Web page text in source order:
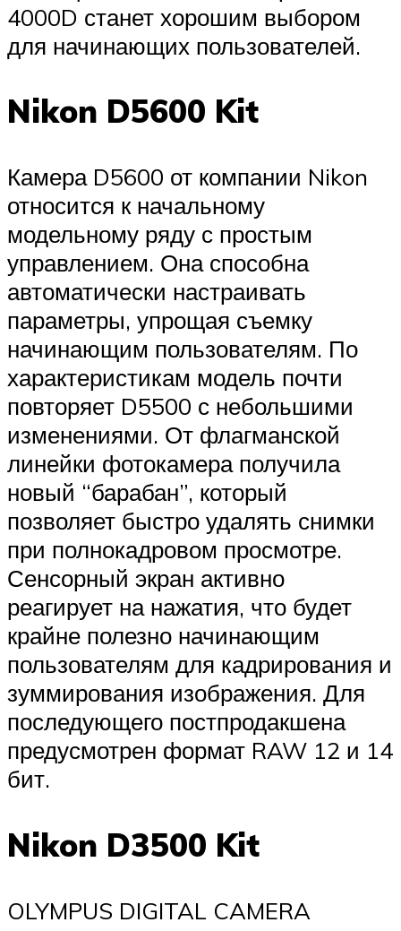
4000D станет хорошим выбором
для начинающих пользователей.
Nikon D5600 Kit
Камера D5600 от компании Nikon
относится к начальному
модельному ряду с простым
управлением. Она способна
автоматически настраивать
параметры, упрощая съемку
начинающим пользователям. По
характеристикам модель почти
повторяет D5500 с небольшими
изменениями. От флагманской
линейки фотокамера получила
новый “барабан”, который
позволяет быстро удалять снимки
при полнокадровом просмотре.
Сенсорный экран активно
реагирует на нажатия, что будет
крайне полезно начинающим
пользователям для кадрирования и
зуммирования изображения. Для
последующего постпродакшена
предусмотрен формат RAW 12 и 14
бит.
Nikon D3500 Kit
OLYMPUS DIGITAL CAMERA